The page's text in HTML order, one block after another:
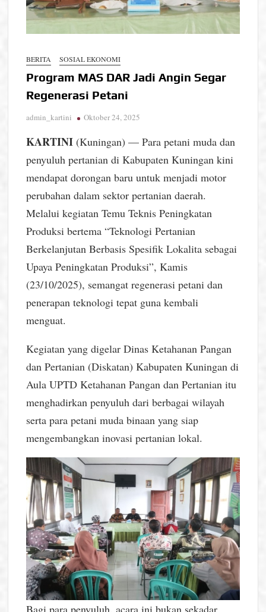
BERITA SOSIAL EKONOMI
Program MAS DAR Jadi Angin Segar
Regenerasi Petani
admin_kartini Oktober 24, 2025
KARTINI (Kuningan) — Para petani muda dan
penyuluh pertanian di Kabupaten Kuningan kini
mendapat dorongan baru untuk menjadi motor
perubahan dalam sektor pertanian daerah.
Melalui kegiatan Temu Teknis Peningkatan
Produksi bertema “Teknologi Pertanian
Berkelanjutan Berbasis Spesifik Lokalita sebagai
Upaya Peningkatan Produksi”, Kamis
(23/10/2025), semangat regenerasi petani dan
penerapan teknologi tepat guna kembali
menguat.
Kegiatan yang digelar Dinas Ketahanan Pangan
dan Pertanian (Diskatan) Kabupaten Kuningan di
Aula UPTD Ketahanan Pangan dan Pertanian itu
menghadirkan penyuluh dari berbagai wilayah
serta para petani muda binaan yang siap
mengembangkan inovasi pertanian lokal.
Bagi para penyuluh, acara ini bukan sekadar